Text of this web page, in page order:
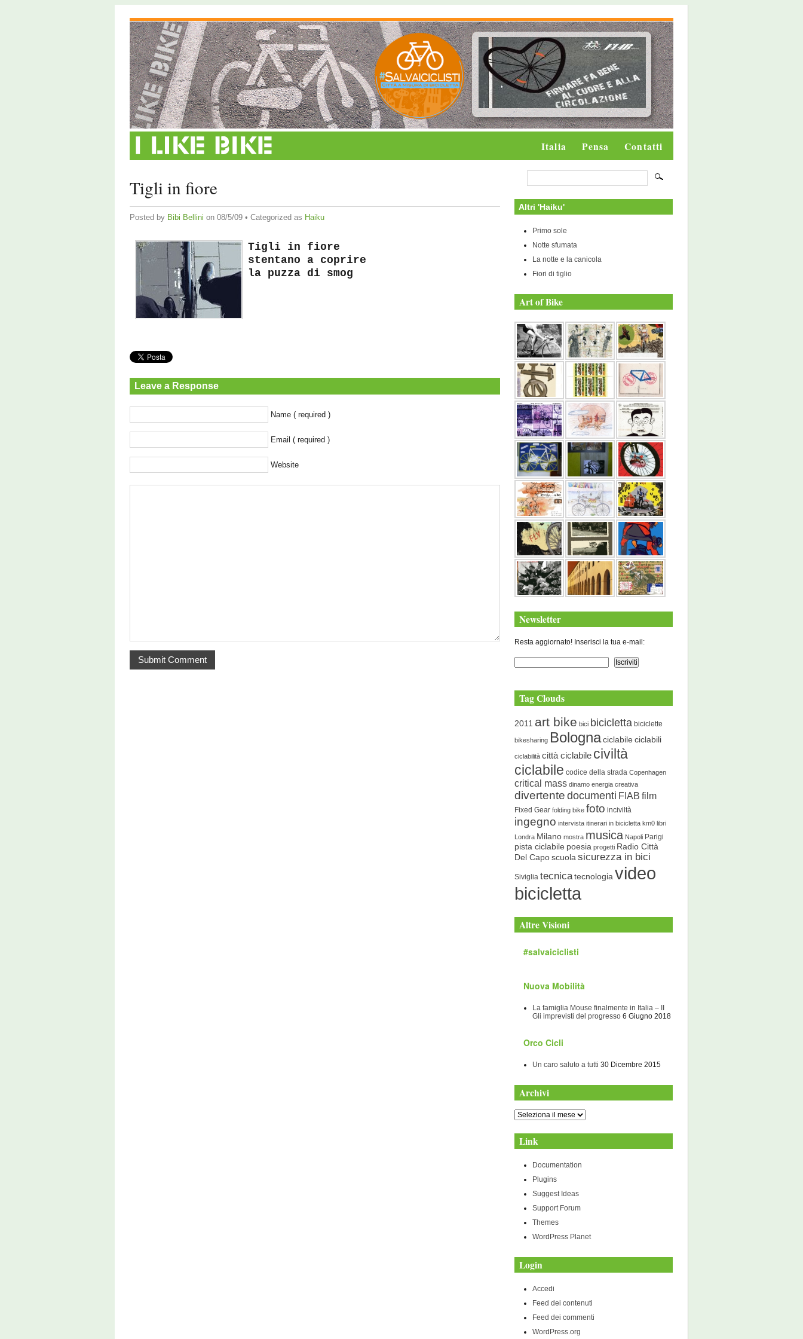
Italia Pensa Contatti
Tigli in fiore
Posted by Bibi Bellini on 08/5/09 • Categorized as Haiku
Tigli in fiore
stentano a coprire
la puzza di smog
Leave a Response
Name ( required )
Email ( required )
Website
Altri 'Haiku'
Primo sole
Notte sfumata
La notte e la canicola
Fiori di tiglio
Art of Bike
Newsletter
Resta aggiornato! Inserisci la tua e-mail:
Tag Clouds
2011 art bike bici bicicletta biciclette
bikesharing Bolognaciclabile ciclabili
ciclabilità città ciclabile civiltà
ciclabile codice della strada Copenhagen
critical mass dinamo energia creativa
divertentedocumenti FIAB film
Fixed Gear folding bike foto inciviltà
ingegno intervista itinerari in bicicletta km0 libri
Londra Milano mostra musica Napoli Parigi
pista ciclabile poesia progetti Radio Città
Del Capo scuolasicurezza in bici
Siviglia tecnicatecnologiavideo
bicicletta
Altre Visioni
#salvaiciclisti
Nuova Mobilità
La famiglia Mouse finalmente in Italia – II
Gli imprevisti del progresso 6 Giugno 2018
Orco Cicli
Un caro saluto a tutti 30 Dicembre 2015
Archivi
Archivi
Link
Documentation
Plugins
Suggest Ideas
Support Forum
Themes
WordPress Planet
Login
Accedi
Feed dei contenuti
Feed dei commenti
WordPress.org